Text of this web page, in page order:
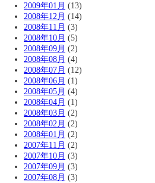
2009年01月 (13)
2008年12月 (14)
2008年11月 (3)
2008年10月 (5)
2008年09月 (2)
2008年08月 (4)
2008年07月 (12)
2008年06月 (1)
2008年05月 (4)
2008年04月 (1)
2008年03月 (2)
2008年02月 (2)
2008年01月 (2)
2007年11月 (2)
2007年10月 (3)
2007年09月 (3)
2007年08月 (3)